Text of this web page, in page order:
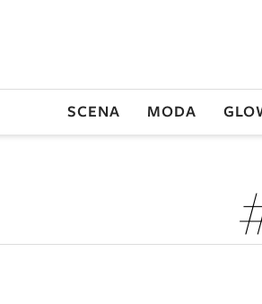
SCENA MODA